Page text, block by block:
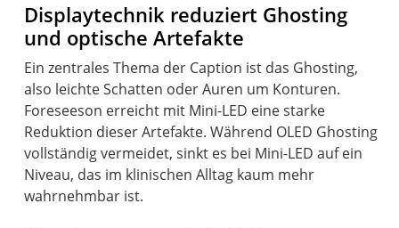
Displaytechnik reduziert Ghosting
und optische Artefakte
Ein zentrales Thema der Caption ist das Ghosting,
also leichte Schatten oder Auren um Konturen.
Foreseeson erreicht mit Mini-LED eine starke
Reduktion dieser Artefakte. Während OLED Ghosting
vollständig vermeidet, sinkt es bei Mini-LED auf ein
Niveau, das im klinischen Alltag kaum mehr
wahrnehmbar ist.